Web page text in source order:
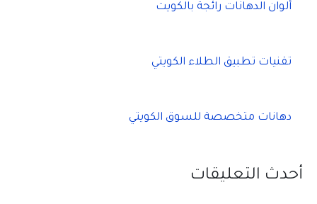
ألوان الدهانات رائجة بالكويت
تقنيات تطبيق الطلاء الكويتي
دهانات متخصصة للسوق الكويتي
أحدث التعليقات